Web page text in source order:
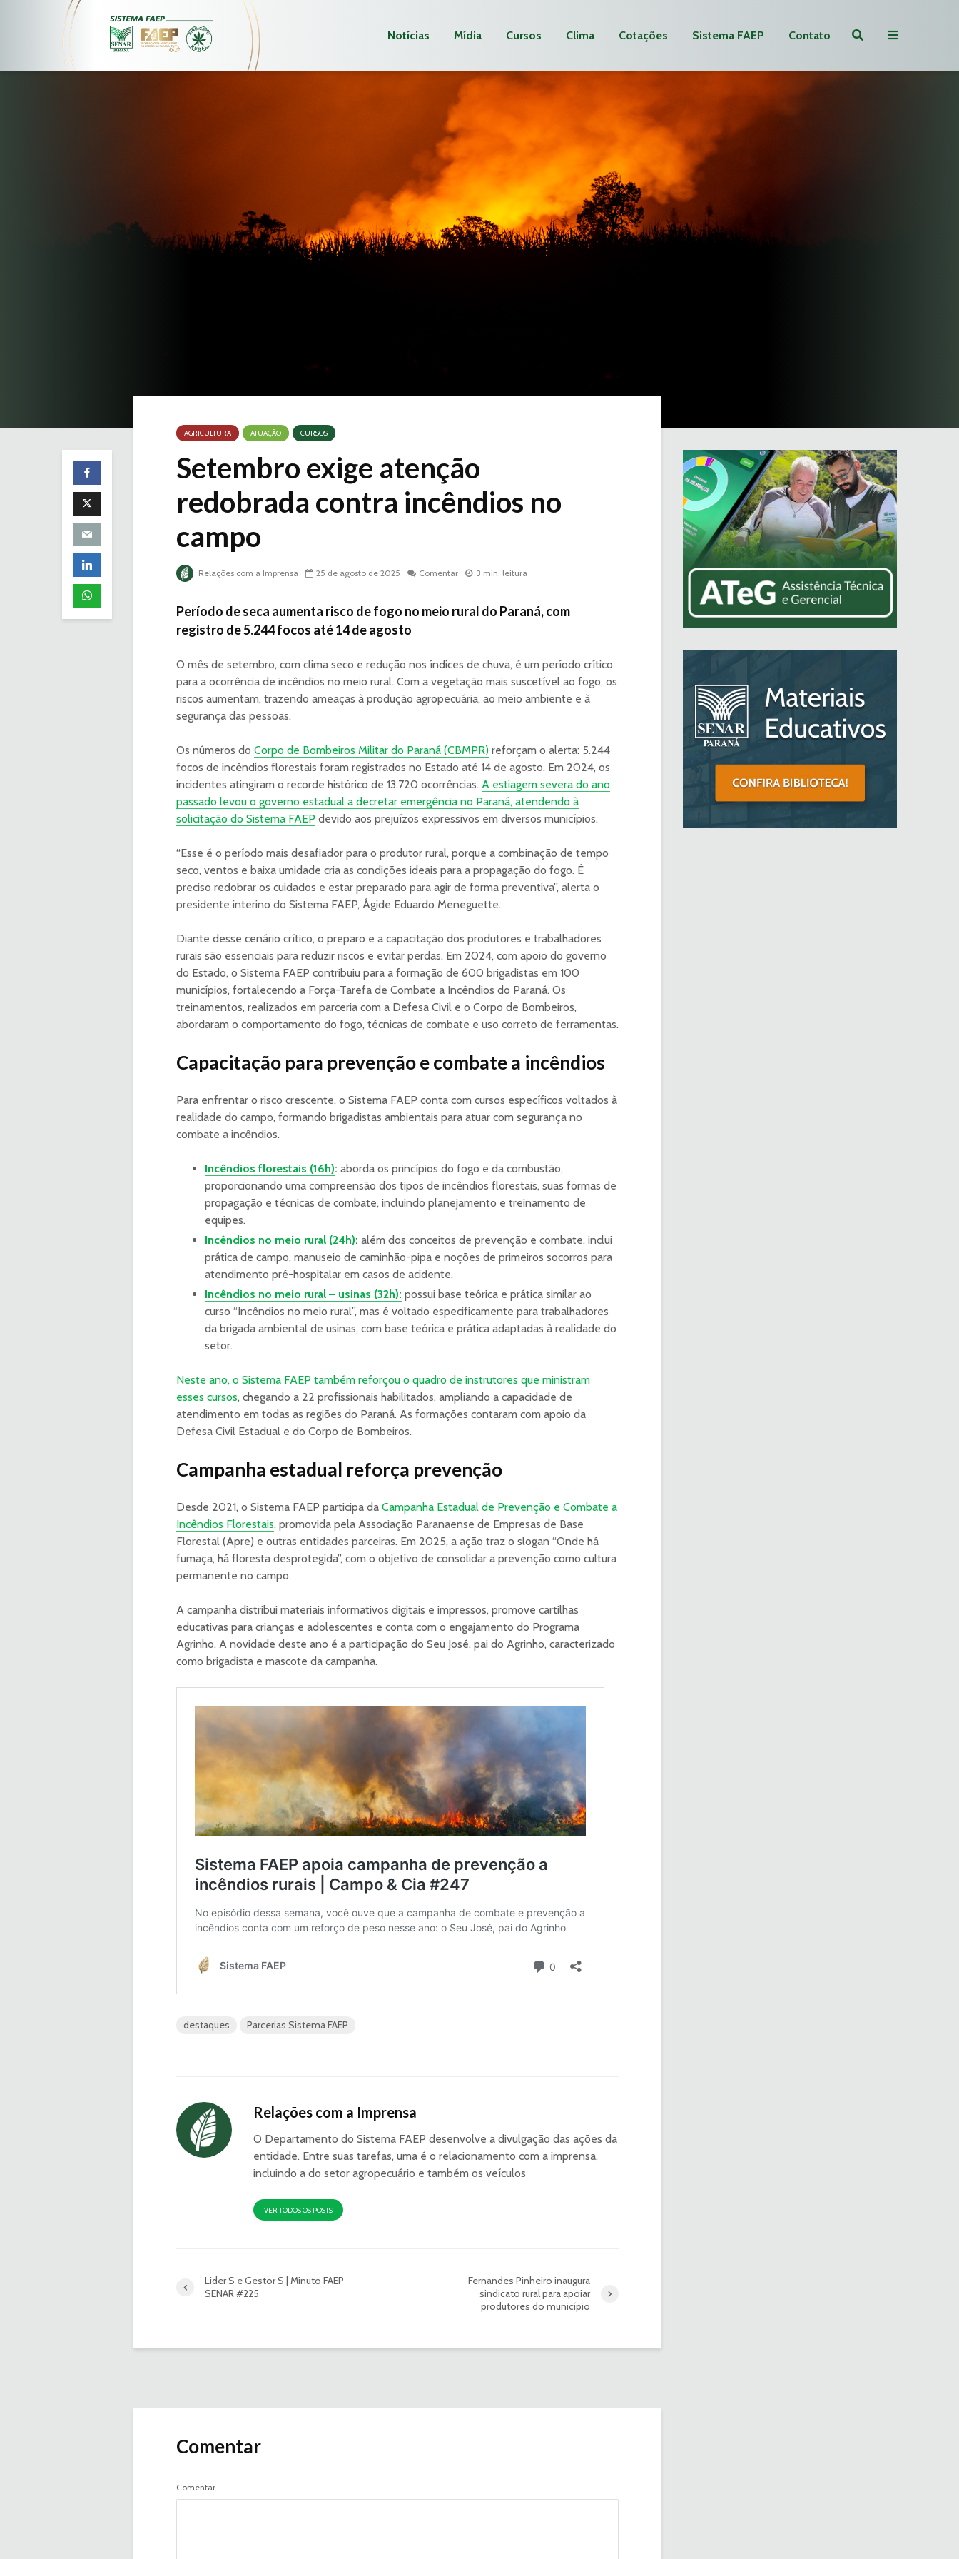
Notícias Mídia Cursos Clima Cotações Sistema FAEP Contato
AGRICULTURA ATUAÇÃO CURSOS
Setembro exige atenção
redobrada contra incêndios no
campo
Relações com a Imprensa 25 de agosto de 2025 Comentar 3 min. leitura
Período de seca aumenta risco de fogo no meio rural do Paraná, com
registro de 5.244 focos até 14 de agosto
O mês de setembro, com clima seco e redução nos índices de chuva, é um período crítico
para a ocorrência de incêndios no meio rural. Com a vegetação mais suscetível ao fogo, os
riscos aumentam, trazendo ameaças à produção agropecuária, ao meio ambiente e à
segurança das pessoas.
Os números do Corpo de Bombeiros Militar do Paraná (CBMPR) reforçam o alerta: 5.244
focos de incêndios florestais foram registrados no Estado até 14 de agosto. Em 2024, os
incidentes atingiram o recorde histórico de 13.720 ocorrências. A estiagem severa do ano
passado levou o governo estadual a decretar emergência no Paraná, atendendo à
solicitação do Sistema FAEP devido aos prejuízos expressivos em diversos municípios.
“Esse é o período mais desafiador para o produtor rural, porque a combinação de tempo
seco, ventos e baixa umidade cria as condições ideais para a propagação do fogo. É
preciso redobrar os cuidados e estar preparado para agir de forma preventiva”, alerta o
presidente interino do Sistema FAEP, Ágide Eduardo Meneguette.
Diante desse cenário crítico, o preparo e a capacitação dos produtores e trabalhadores
rurais são essenciais para reduzir riscos e evitar perdas. Em 2024, com apoio do governo
do Estado, o Sistema FAEP contribuiu para a formação de 600 brigadistas em 100
municípios, fortalecendo a Força-Tarefa de Combate a Incêndios do Paraná. Os
treinamentos, realizados em parceria com a Defesa Civil e o Corpo de Bombeiros,
abordaram o comportamento do fogo, técnicas de combate e uso correto de ferramentas.
Capacitação para prevenção e combate a incêndios
Para enfrentar o risco crescente, o Sistema FAEP conta com cursos específicos voltados à
realidade do campo, formando brigadistas ambientais para atuar com segurança no
combate a incêndios.
Incêndios florestais (16h): aborda os princípios do fogo e da combustão,
proporcionando uma compreensão dos tipos de incêndios florestais, suas formas de
propagação e técnicas de combate, incluindo planejamento e treinamento de
equipes.
Incêndios no meio rural (24h): além dos conceitos de prevenção e combate, inclui
prática de campo, manuseio de caminhão-pipa e noções de primeiros socorros para
atendimento pré-hospitalar em casos de acidente.
Incêndios no meio rural – usinas (32h): possui base teórica e prática similar ao
curso “Incêndios no meio rural”, mas é voltado especificamente para trabalhadores
da brigada ambiental de usinas, com base teórica e prática adaptadas à realidade do
setor.
Neste ano, o Sistema FAEP também reforçou o quadro de instrutores que ministram
esses cursos, chegando a 22 profissionais habilitados, ampliando a capacidade de
atendimento em todas as regiões do Paraná. As formações contaram com apoio da
Defesa Civil Estadual e do Corpo de Bombeiros.
Campanha estadual reforça prevenção
Desde 2021, o Sistema FAEP participa da Campanha Estadual de Prevenção e Combate a
Incêndios Florestais, promovida pela Associação Paranaense de Empresas de Base
Florestal (Apre) e outras entidades parceiras. Em 2025, a ação traz o slogan “Onde há
fumaça, há floresta desprotegida”, com o objetivo de consolidar a prevenção como cultura
permanente no campo.
A campanha distribui materiais informativos digitais e impressos, promove cartilhas
educativas para crianças e adolescentes e conta com o engajamento do Programa
Agrinho. A novidade deste ano é a participação do Seu José, pai do Agrinho, caracterizado
como brigadista e mascote da campanha.
destaques Parcerias Sistema FAEP
Relações com a Imprensa
O Departamento do Sistema FAEP desenvolve a divulgação das ações da
entidade. Entre suas tarefas, uma é o relacionamento com a imprensa,
incluindo a do setor agropecuário e também os veículos
VER TODOS OS POSTS
Lider S e Gestor S | Minuto FAEP
SENAR #225
Fernandes Pinheiro inaugura
sindicato rural para apoiar
produtores do município
Comentar
Comentar